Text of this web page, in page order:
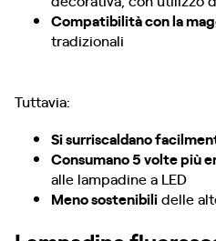
Compatibilità con la
tradizionali
Tuttavia:
Si surriscaldano
Consumano 5 volte più
alle lampadine a LED
Meno sostenibilidelle